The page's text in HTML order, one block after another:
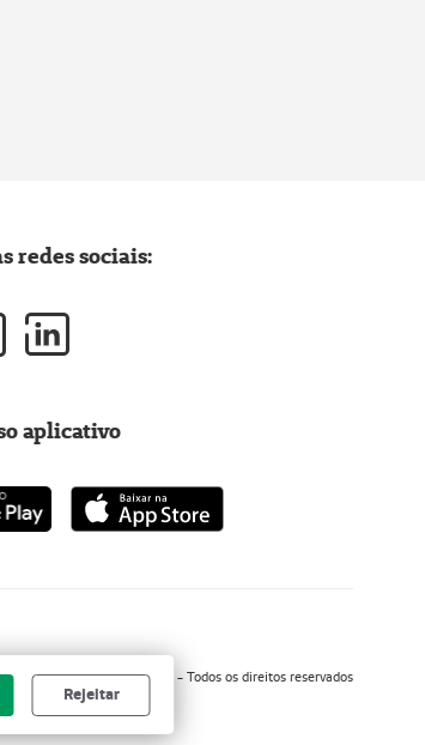
redes sociais:
aplicativo
- 2026 Unimed do Brasil - Todos os direitos reservados
Rejeitar